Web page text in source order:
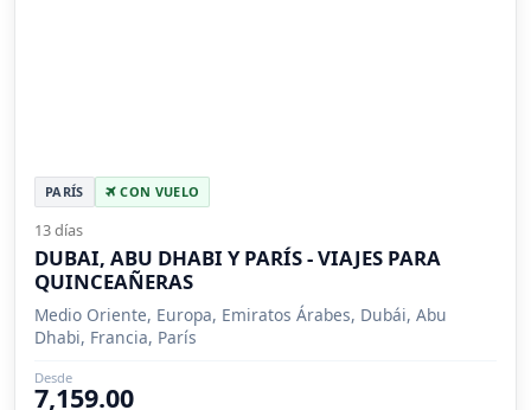
PARÍS CON VUELO
13 días
DUBAI, ABU DHABI Y PARÍS - VIAJES PARA
QUINCEAÑERAS
Medio Oriente, Europa, Emiratos Árabes, Dubái, Abu
Dhabi, Francia, París
Desde
7,159.00